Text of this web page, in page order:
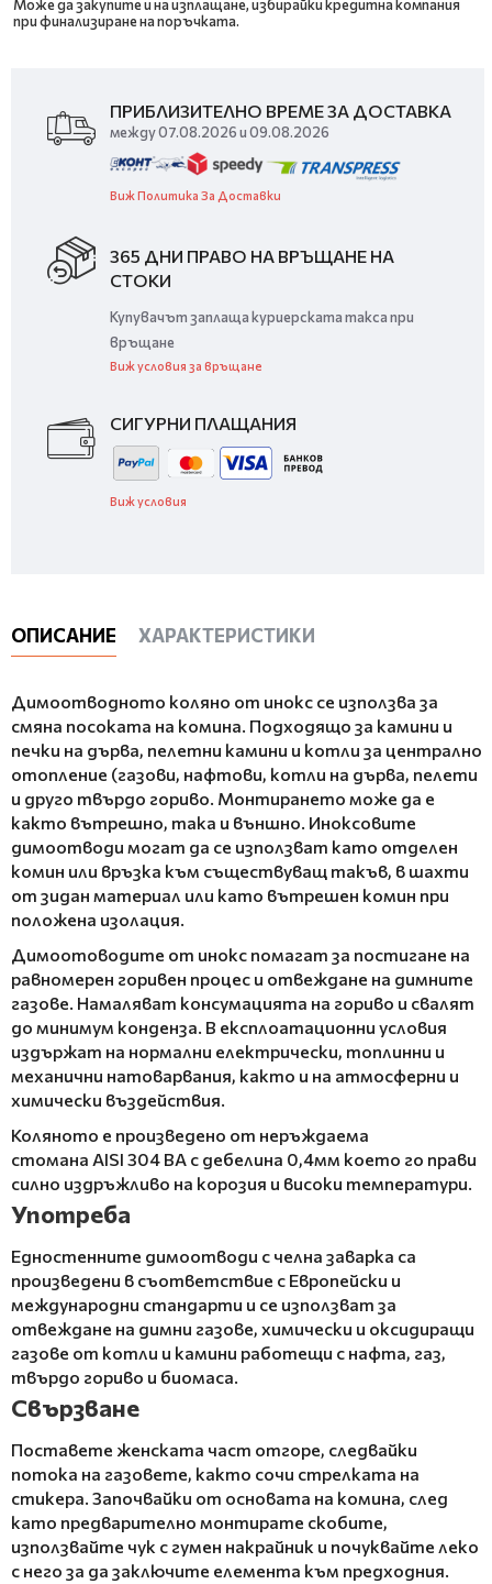
Може да закупите и на изплащане, избирайки кредитна компания
при финализиране на поръчката.
ПРИБЛИЗИТЕЛНО ВРЕМЕ ЗА ДОСТАВКА
между 07.08.2026 и 09.08.2026
Виж Политика За Доставки
365 ДНИ ПРАВО НА ВРЪЩАНЕ НА
СТОКИ
Купувачът заплаща куриерската такса при
връщане
Виж условия за връщане
СИГУРНИ ПЛАЩАНИЯ
Виж условия
ОПИСАНИЕ ХАРАКТЕРИСТИКИ
Димоотводното коляно от инокс се използва за
смяна посоката на комина. Подходящо за камини и
печки на дърва, пелетни камини и котли за централно
отопление (газови, нафтови, котли на дърва, пелети
и друго твърдо гориво. Монтирането може да е
както вътрешно, така и външно. Иноксовите
димоотводи могат да се използват като отделен
комин или връзка към съществуващ такъв, в шахти
от зидан материал или като вътрешен комин при
положена изолация.
Димоотоводите от инокс помагат за постигане на
равномерен горивен процес и отвеждане на димните
газове. Намаляват консумацията на гориво и свалят
до минимум конденза. В експлоатационни условия
издържат на нормални електрически, топлинни и
механични натоварвания, както и на атмосферни и
химически въздействия.
Коляното е произведено от неръждаема
стомана AISI 304 BA с дебелина 0,4мм което го прави
силно издръжливо на корозия и високи температури.
Употреба
Едностенните димоотводи с челна заварка са
произведени в съответствие с Европейски и
международни стандарти и се използват за
отвеждане на димни газове, химически и оксидиращи
газове от котли и камини работещи с нафта, газ,
твърдо гориво и биомаса.
Свързване
Поставете женската част отгоре, следвайки
потока на газовете, както сочи стрелката на
стикера. Започвайки от основата на комина, след
като предварително монтирате скобите,
използвайте чук с гумен накрайник и почуквайте леко
с него за да заключите елемента към предходния.